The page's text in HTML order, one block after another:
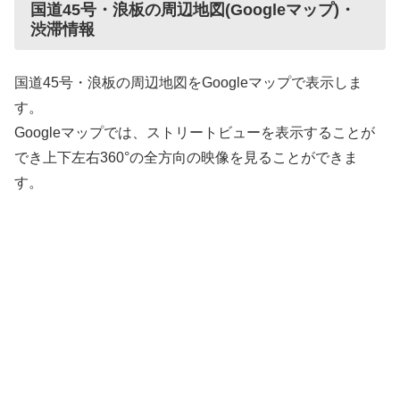
国道45号・浪板の周辺地図(Googleマップ)・
渋滞情報
国道45号・浪板の周辺地図をGoogleマップで表示しま
す。
Googleマップでは、ストリートビューを表示することが
でき上下左右360°の全方向の映像を見ることができま
す。